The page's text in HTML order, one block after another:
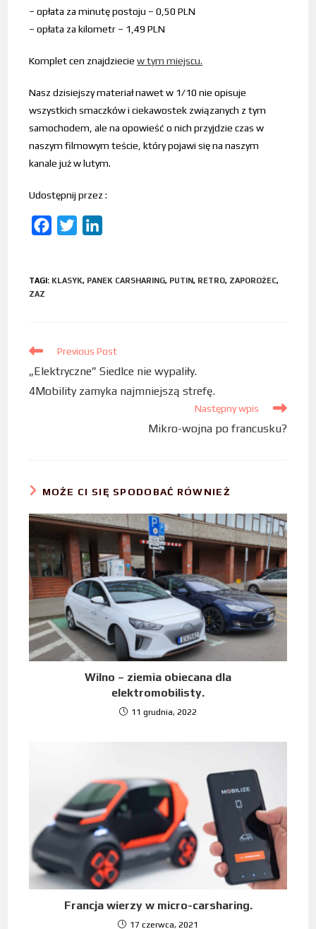
– opłata za minutę postoju – 0,50 PLN
– opłata za kilometr – 1,49 PLN
Komplet cen znajdzieciew tym miejscu.
Nasz dzisiejszy materiał nawet w 1/10 nie opisuje
wszystkich smaczków i ciekawostek związanych z tym
samochodem, ale na opowieść o nich przyjdzie czas w
naszym filmowym teście, który pojawi się na naszym
kanale już w lutym.
Udostępnij przez :
e
t
k
TAGI: KLASYK, PANEK CARSHARING, PUTIN, RETRO, ZAPOROŻEC,
ZAZ
Previous Post
„Elektryczne” Siedlce nie wypaliły.
4Mobility zamyka najmniejszą strefę.
Następny wpis
Mikro-wojna po francusku?
MOŻE CI SIĘ SPODOBAĆ RÓWNIEŻ
Wilno – ziemia obiecana dla
elektromobilisty.
11 grudnia, 2022
Francja wierzy w micro-carsharing.
17 czerwca, 2021